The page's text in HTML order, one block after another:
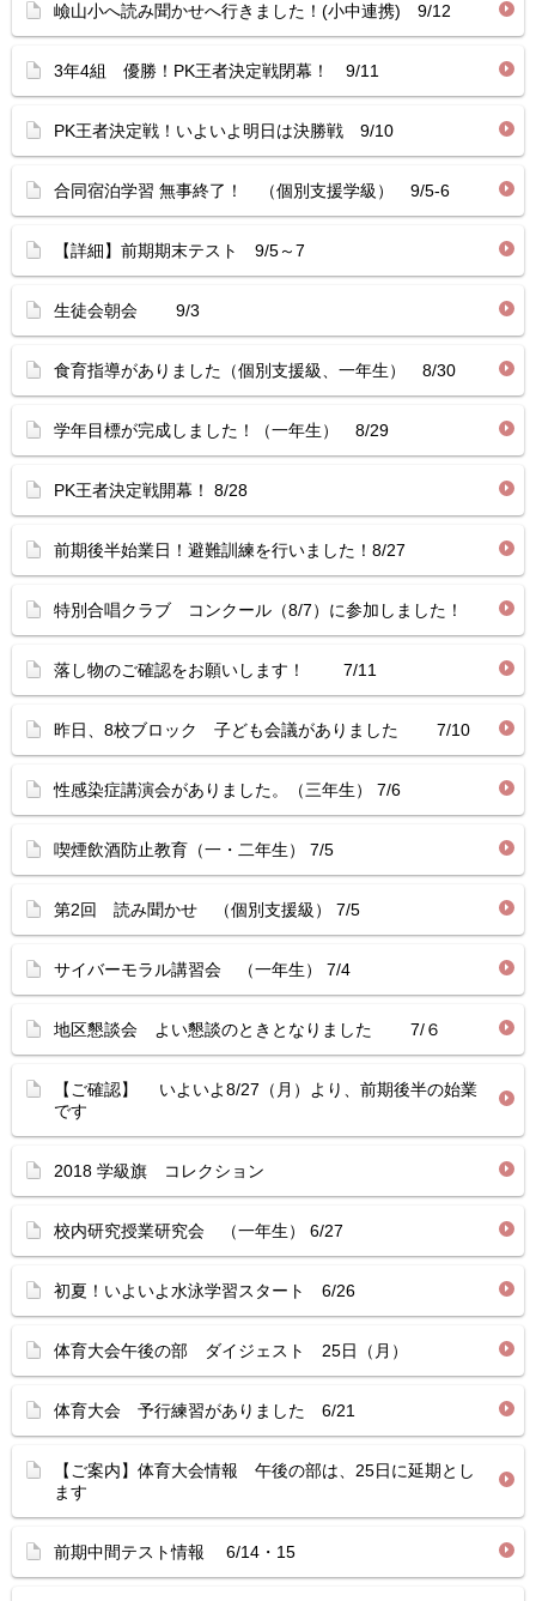
嶮山小へ読み聞かせへ行きました！(小中連携) 9/12
3年4組 優勝！PK王者決定戦閉幕！ 9/11
PK王者決定戦！いよいよ明日は決勝戦 9/10
合同宿泊学習 無事終了！ （個別支援学級） 9/5-6
【詳細】前期期末テスト 9/5～7
生徒会朝会 9/3
食育指導がありました（個別支援級、一年生） 8/30
学年目標が完成しました！（一年生） 8/29
PK王者決定戦開幕！ 8/28
前期後半始業日！避難訓練を行いました！8/27
特別合唱クラブ コンクール（8/7）に参加しました！
落し物のご確認をお願いします！ 7/11
昨日、8校ブロック 子ども会議がありました 7/10
性感染症講演会がありました。（三年生） 7/6
喫煙飲酒防止教育（一・二年生） 7/5
第2回 読み聞かせ （個別支援級） 7/5
サイバーモラル講習会 （一年生） 7/4
地区懇談会 よい懇談のときとなりました 7/６
【ご確認】 いよいよ8/27（月）より、前期後半の始業
です
2018 学級旗 コレクション
校内研究授業研究会 （一年生） 6/27
初夏！いよいよ水泳学習スタート 6/26
体育大会午後の部 ダイジェスト 25日（月）
体育大会 予行練習がありました 6/21
【ご案内】体育大会情報 午後の部は、25日に延期とし
ます
前期中間テスト情報 6/14・15